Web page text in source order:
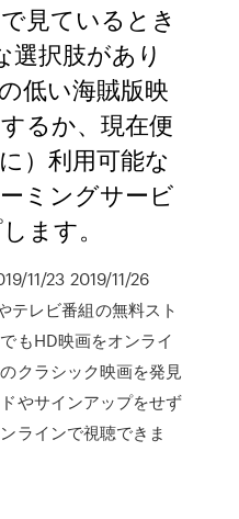
見ているとき
選択肢があり
低い海賊版映
るか、現在便
）利用可能な
ミングサービ
ます。
11/23 2019/11/26
レビ番組の無料スト
もHD映画をオンライ
クラシック映画を発見
やサインアップをせず
ラインで視聴できま